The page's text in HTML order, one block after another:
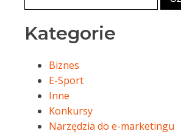
Kategorie
Biznes
E-Sport
Inne
Konkursy
Narzędzia do e-marketingu